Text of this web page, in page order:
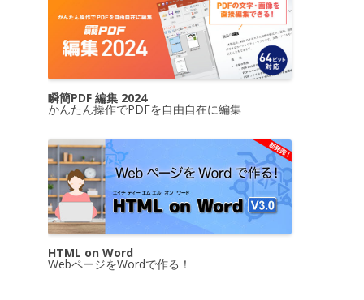
瞬簡PDF 編集 2024
かんたん操作でPDFを自由自在に編集
HTML on Word
WebページをWordで作る！